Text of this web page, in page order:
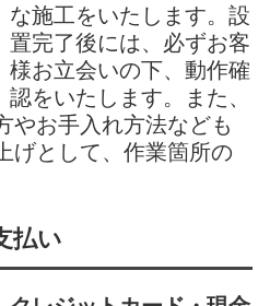
な施工をいたします。設
置完了後には、必ずお客
様お立会いの下、動作確
認をいたします。また、
やお手入れ方法なども
げとして、作業箇所の
払い